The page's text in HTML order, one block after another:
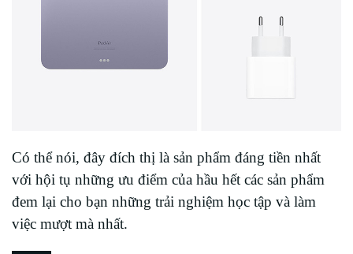
Có thể nói, đây đích thị là sản phẩm đáng tiền nhất
với hội tụ những ưu điểm của hầu hết các sản phẩm
đem lại cho bạn những trải nghiệm học tập và làm
việc mượt mà nhất.